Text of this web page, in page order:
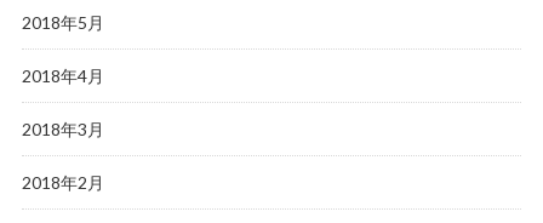
2018年5月
2018年4月
2018年3月
2018年2月